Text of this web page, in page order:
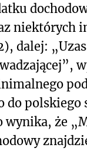
niektórych
dalej:
do polskiego
wynika, że